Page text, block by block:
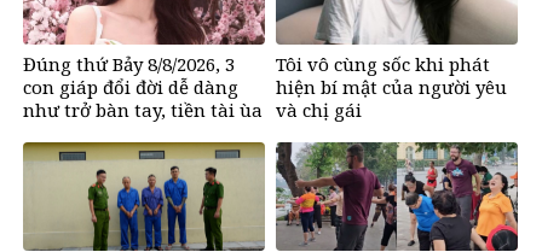
Đúng thứ Bảy 8/8/2026, 3
con giáp đổi đời dễ dàng
như trở bàn tay, tiền tài ùa
đến
Tôi vô cùng sốc khi phát
hiện bí mật của người yêu
và chị gái